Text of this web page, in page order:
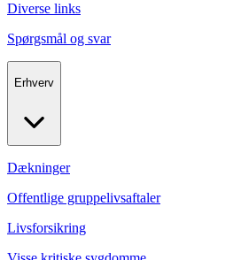
Diverse links
Spørgsmål og svar
Erhverv
Dækninger
Offentlige gruppelivsaftaler
Livsforsikring